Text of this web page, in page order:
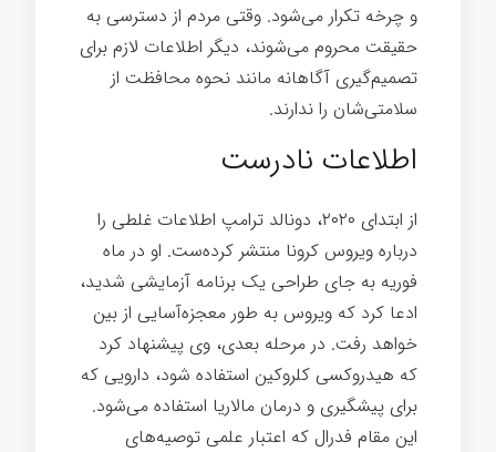
و چرخه تکرار می‌شود. وقتی مردم از دسترسی به
حقیقت محروم می‌شوند، دیگر اطلاعات لازم برای
تصمیم‌گیری آگاهانه مانند نحوه محافظت از
سلامتی‌شان را ندارند.
اطلاعات نادرست
از ابتدای ۲۰۲۰، دونالد ترامپ اطلاعات غلطی را
درباره ویروس کرونا منتشر کرده‌ست. او در ماه
فوریه به جای طراحی یک برنامه آزمایشی شدید،
ادعا کرد که ویروس به طور معجزه‌آسایی از بین
خواهد رفت. در مرحله بعدی، وی پیشنهاد كرد
كه هیدروکسی كلروكین استفاده شود، دارویی كه
برای پیشگیری و درمان مالاریا استفاده می‌شود.
این مقام فدرال که اعتبار علمی توصیه‌های